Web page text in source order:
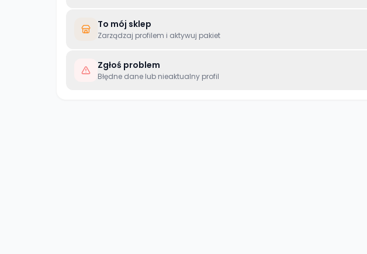
To mój sklep
Zarządzaj profilem i aktywuj pakiet
Zgłoś problem
Błędne dane lub nieaktualny profil